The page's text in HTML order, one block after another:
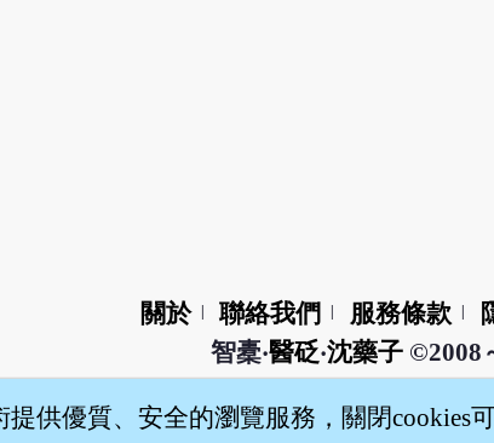
關於 聯絡我們 服務條款
智橐‧醫砭‧沈藥子©2008
提供優質、安全的瀏覽服務，關閉cookies